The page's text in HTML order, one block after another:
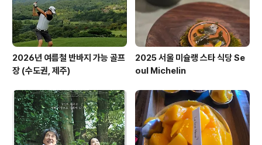
2026년 여름철 반바지 가능 골프
장 (수도권, 제주)
2025 서울 미슐랭 스타 식당 Se
oul Michelin